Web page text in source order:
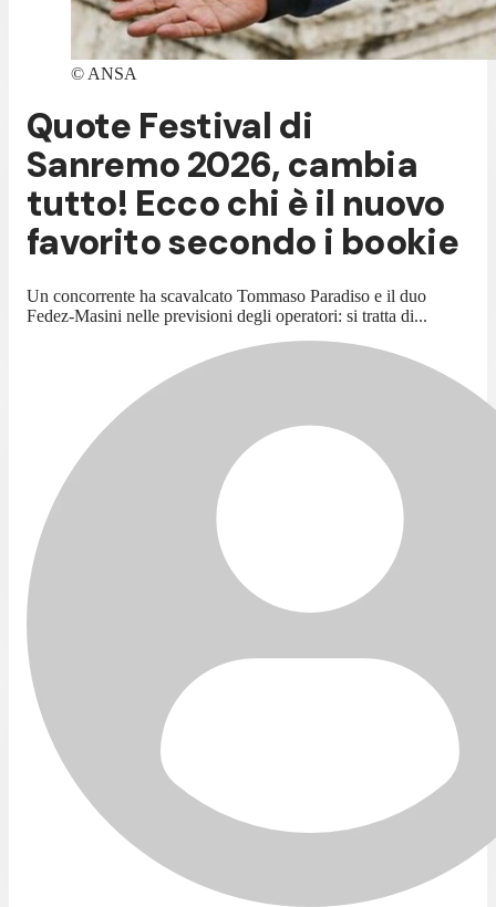
© ANSA
Quote Festival di
Sanremo 2026, cambia
tutto! Ecco chi è il nuovo
favorito secondo i bookie
Un concorrente ha scavalcato Tommaso Paradiso e il duo
Fedez-Masini nelle previsioni degli operatori: si tratta di...